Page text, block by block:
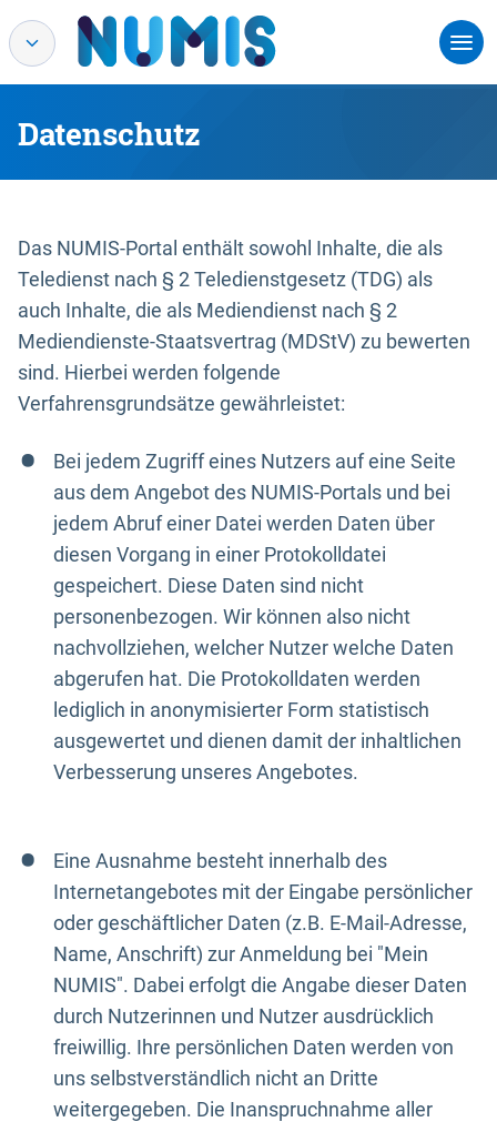
Datenschutz
Das NUMIS-Portal enthält sowohl Inhalte, die als
Teledienst nach § 2 Teledienstgesetz (TDG) als
auch Inhalte, die als Mediendienst nach § 2
Mediendienste-Staatsvertrag (MDStV) zu bewerten
sind. Hierbei werden folgende
Verfahrensgrundsätze gewährleistet:
Bei jedem Zugriff eines Nutzers auf eine Seite
aus dem Angebot des NUMIS-Portals und bei
jedem Abruf einer Datei werden Daten über
diesen Vorgang in einer Protokolldatei
gespeichert. Diese Daten sind nicht
personenbezogen. Wir können also nicht
nachvollziehen, welcher Nutzer welche Daten
abgerufen hat. Die Protokolldaten werden
lediglich in anonymisierter Form statistisch
ausgewertet und dienen damit der inhaltlichen
Verbesserung unseres Angebotes.
Eine Ausnahme besteht innerhalb des
Internetangebotes mit der Eingabe persönlicher
oder geschäftlicher Daten (z.B. E-Mail-Adresse,
Name, Anschrift) zur Anmeldung bei "Mein
NUMIS". Dabei erfolgt die Angabe dieser Daten
durch Nutzerinnen und Nutzer ausdrücklich
freiwillig. Ihre persönlichen Daten werden von
uns selbstverständlich nicht an Dritte
weitergegeben. Die Inanspruchnahme aller